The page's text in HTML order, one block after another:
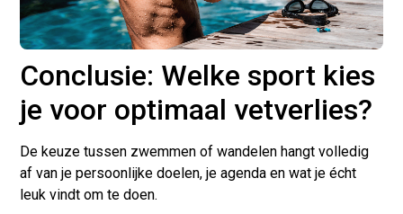
Conclusie: Welke sport kies
je voor optimaal vetverlies?
De keuze tussen zwemmen of wandelen hangt volledig
af van je persoonlijke doelen, je agenda en wat je écht
leuk vindt om te doen.